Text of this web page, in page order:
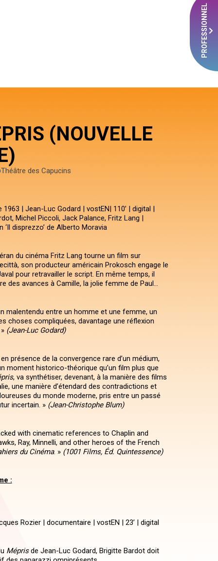
PROFESSIONNEL
(NOUVELLE
des Capucins
| Jean-Luc Godard | vostEN| 110’ | digital |
Michel Piccoli, Jack Palance, Fritz Lang |
‘Il disprezzo’ de Alberto Moravia
du cinéma Fritz Lang tourne un film sur
son producteur américain Prokosch engage le
pour retravailler le script. En même temps, il
des avances à Camille, la jolie femme de Paul…
malentendu entre un homme et une femme, un
choses compliquées, davantage une réflexion
(Jean-Luc Godard)
présence de la convergence rare d’un médium,
moment historico-théorique qu’un film plus que
, va synthétiser, devenant, à la manière des films
une manière d’étendard des contradictions et
du monde moderne, pris entre un passé
incertain. » (Jean-Christophe Blum)
with cinematic references to Chaplin and
Ray, Minnelli, and other heroes of the French
du Cinéma. » (1001 Films, Éd. Quintessence)
:
Rozier | documentaire | vostEN | 23’ | digital
Méprisde Jean-Luc Godard, Brigitte Bardot doit